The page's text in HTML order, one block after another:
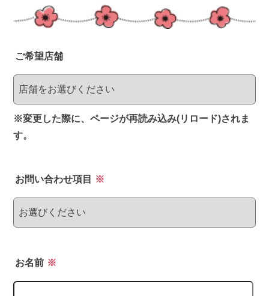
ご希望店舗
※変更した際に、ページが再読み込み(リロード)されま
す。
お問い合わせ項目 ※
お名前 ※